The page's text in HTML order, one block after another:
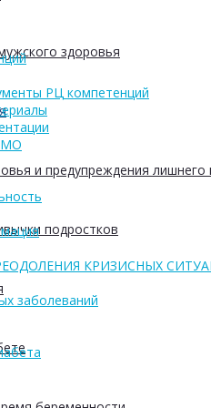
здоровья
и предупреждения лишнего
подростков
РЦ компетенций
МО
КРИЗИСНЫХ
заболеваний